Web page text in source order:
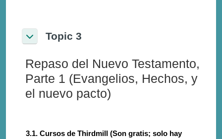
CollapseTopic 3
Repaso del Nuevo Testamento,
Parte 1 (Evangelios, Hechos, y
el nuevo pacto)
3.1. Cursos de Thirdmill (Son gratis; solo hay